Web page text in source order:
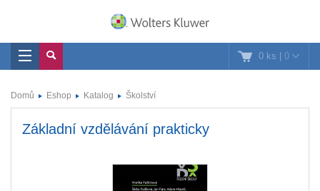
0 ks | 0
Domů Eshop Katalog Školství
Základní vzdělávání prakticky